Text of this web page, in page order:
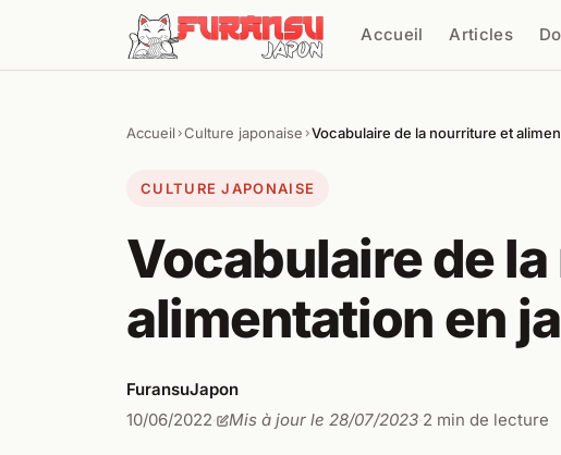
Aller au contenu
Accueil Articles
Chercher
Accueil ›Culture japonaise ›Vocabulaire de la nourriture et
CULTURE JAPONAISE
Vocabulaire de
alimentation en
FuransuJapon
10/06/2022· Mis à jour le 28/07/2023·2 min de lecture